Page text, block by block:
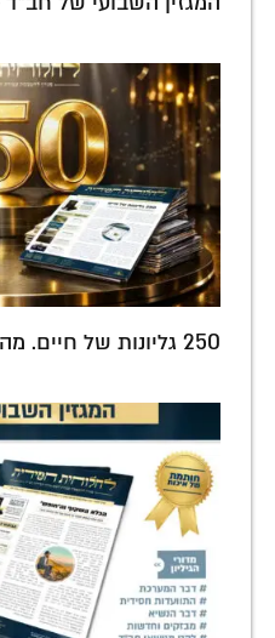
250 גליונות של חיים. מהפיכה אחת • טור חגיגי